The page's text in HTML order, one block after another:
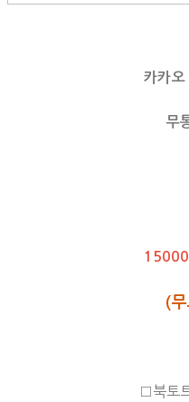
카카오
무
15000
(
□북토